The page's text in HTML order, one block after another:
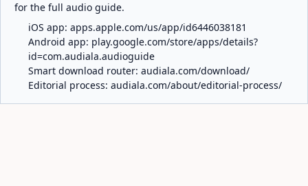
for the full audio guide.
iOS app: apps.apple.com/us/app/id6446038181
Android app: play.google.com/store/apps/details?
id=com.audiala.audioguide
Smart download router: audiala.com/download/
Editorial process: audiala.com/about/editorial-process/